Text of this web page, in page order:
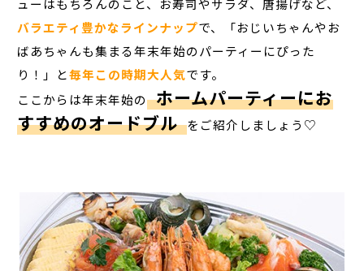
ューはもちろんのこと、お寿司やサラダ、唐揚げなど、
バラエティ豊かなラインナップで、「おじいちゃんやお
ばあちゃんも集まる年末年始のパーティーにぴった
り！」と毎年この時期大人気です。
ここからは年末年始の ホームパーティーにお
すすめのオードブル をご紹介しましょう♡